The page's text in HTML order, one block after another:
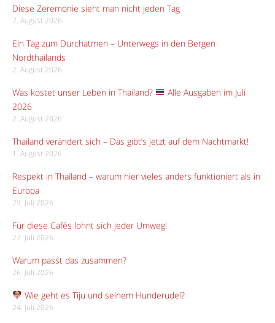
Diese Zeremonie sieht man nicht jeden Tag
7. August 2026
Ein Tag zum Durchatmen – Unterwegs in den Bergen
Nordthailands
2. August 2026
Was kostet unser Leben in Thailand?
Alle Ausgaben im Juli
2026
2. August 2026
Thailand verändert sich – Das gibt’s jetzt auf dem Nachtmarkt!
1. August 2026
Respekt in Thailand – warum hier vieles anders funktioniert als in
Europa
29. Juli 2026
Für diese Cafés lohnt sich jeder Umweg!
27. Juli 2026
Warum passt das zusammen?
26. Juli 2026
Wie geht es Tiju und seinem Hunderudel?
24. Juli 2026